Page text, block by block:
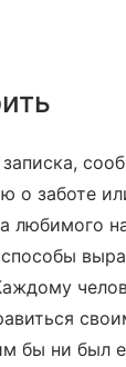
о заботе
любимого
бы ни был